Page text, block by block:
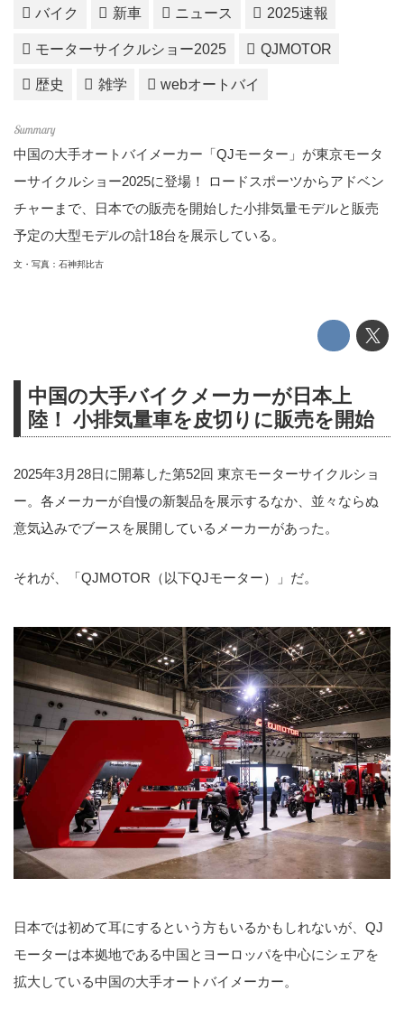
バイク 新車 ニュース 2025速報
モーターサイクルショー2025 QJMOTOR
歴史 雑学 webオートバイ
中国の大手オートバイメーカー「QJモーター」が東京モータ
ーサイクルショー2025に登場！ ロードスポーツからアドベン
チャーまで、日本での販売を開始した小排気量モデルと販売
予定の大型モデルの計18台を展示している。
文・写真：石神邦比古
中国の大手バイクメーカーが日本上
陸！ 小排気量車を皮切りに販売を開始
2025年3月28日に開幕した第52回 東京モーターサイクルショ
ー。各メーカーが自慢の新製品を展示するなか、並々ならぬ
意気込みでブースを展開しているメーカーがあった。
それが、「QJMOTOR（以下QJモーター）」だ。
日本では初めて耳にするという方もいるかもしれないが、QJ
モーターは本拠地である中国とヨーロッパを中心にシェアを
拡大している中国の大手オートバイメーカー。